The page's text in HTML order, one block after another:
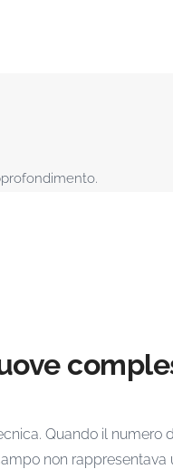
Quando il numero
non rappresentava